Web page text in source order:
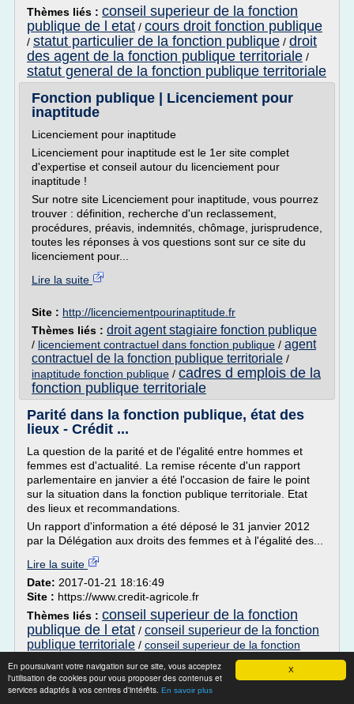
X
En poursuivant votre navigation sur ce site, vous acceptez
l'utilisation de cookies pour vous proposer des contenus et
services adaptés à vos centres d'intérêts. En savoir plus
Thèmes liés : conseil superieur de la fonction
publique de l etat / cours droit fonction publique
/ statut particulier de la fonction publique / droit
des agent de la fonction publique territoriale /
statut general de la fonction publique territoriale
Fonction publique | Licenciement pour
inaptitude
Licenciement pour inaptitude
Licenciement pour inaptitude est le 1er site complet
d'expertise et conseil autour du licenciement pour
inaptitude !
Sur notre site Licenciement pour inaptitude, vous pourrez
trouver : définition, recherche d'un reclassement,
procédures, préavis, indemnités, chômage, jurisprudence,
toutes les réponses à vos questions sont sur ce site du
licenciement pour...
Lire la suite
Site : http://licenciementpourinaptitude.fr
Thèmes liés : droit agent stagiaire fonction publique
/ licenciement contractuel dans fonction publique / agent
contractuel de la fonction publique territoriale /
inaptitude fonction publique / cadres d emplois de la
fonction publique territoriale
Parité dans la fonction publique, état des
lieux - Crédit ...
La question de la parité et de l'égalité entre hommes et
femmes est d'actualité. La remise récente d'un rapport
parlementaire en janvier a été l'occasion de faire le point
sur la situation dans la fonction publique territoriale. Etat
des lieux et recommandations.
Un rapport d'information a été déposé le 31 janvier 2012
par la Délégation aux droits des femmes et à l'égalité des...
Lire la suite
Date: 2017-01-21 18:16:49
Site : https://www.credit-agricole.fr
Thèmes liés : conseil superieur de la fonction
publique de l etat / conseil superieur de la fonction
publique territoriale / conseil superieur de la fonction
conseil superieur de la
fonction publique d etat/conseil superieur de la
fonction publique